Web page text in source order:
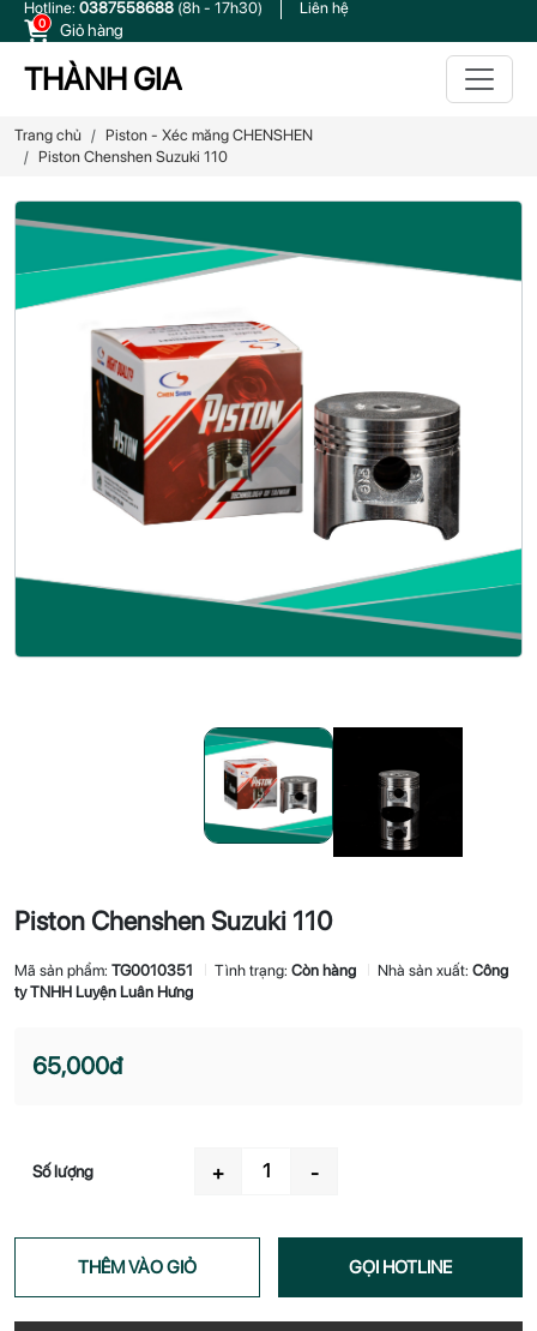
Hotline: 0387558688 (8h - 17h30) Liên hệ
0 Giỏ hàng
THÀNH GIA
Trang chủ
Piston - Xéc măng CHENSHEN
Piston Chenshen Suzuki 110
Piston Chenshen Suzuki 110
Mã sản phẩm: TG0010351 Tình trạng: Còn hàng Nhà sản xuất: Công
ty TNHH Luyện Luân Hưng
65,000đ
Số lượng + -
THÊM VÀO GIỎ GỌI HOTLINE